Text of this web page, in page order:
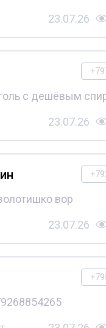
23.07.26
с дешёвым
23.07.26
вор
23.07.26